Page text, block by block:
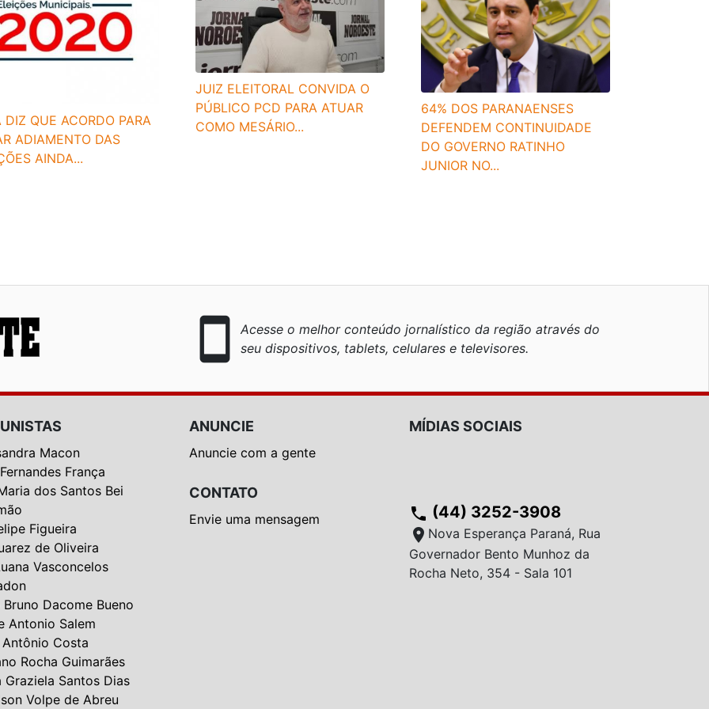
eleitorais podem ser feitas pelo
Eleitoral, ou encaminhadas diretamente
os presidentes de seção exercem poder de
necessárias para cessar qualquer
DIZ QUE ACORDO PARA
ADIAMENTO DAS
AINDA...
JUIZ ELEITORAL CONVIDA O
PÚBLICO PCD PARA ATUAR
COMO MESÁRIO...
64% DOS PARANAENSES
DEFENDEM CONTINUIDADE
DO GOVERNO RATINHO
JUNIOR NO...
smartphone
Acesse o melhor conteúdo jornalístico da região através do
seu dispositivos, tablets, celulares e televisores.
Macon
França
dos Santos Bei
Figueira
de Oliveira
Vasconcelos
Dacome Bueno
Antonio Salem
Costa
Rocha Guimarães
Graziela Santos Dias
Volpe de Abreu
ANUNCIE
Anuncie com a gente
CONTATO
Envie uma mensagem
MÍDIAS SOCIAIS
phone (44) 3252-3908
location_on Nova Esperança Paraná, Rua
Governador Bento Munhoz da
Rocha Neto, 354 - Sala 101